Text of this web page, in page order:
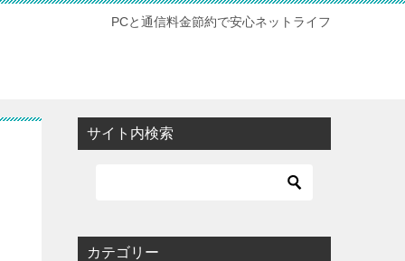
PCと通信料金節約で安心ネットライフ
サイト内検索
カテゴリー